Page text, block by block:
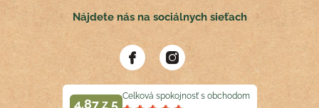
Nájdete nás na sociálnych sieťach
4.87 z 5
Celková spokojnosť s obchodom